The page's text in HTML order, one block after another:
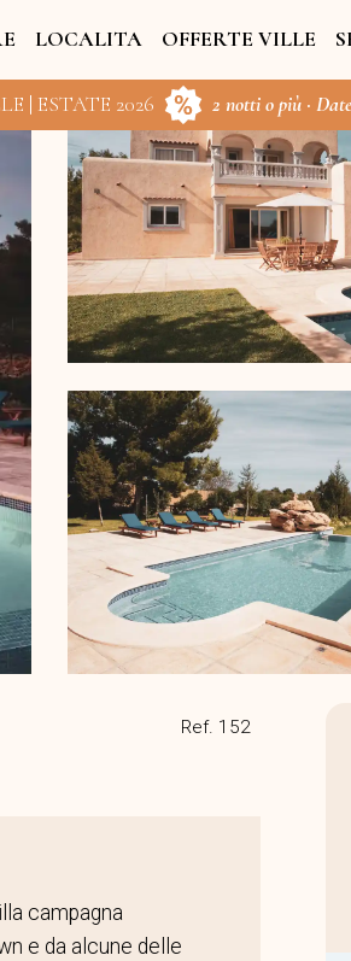
LOCALITA OFFERTE VILLE
| ESTATE 2026 2 notti o più ·
Ref. 152
campagna
e da alcune delle